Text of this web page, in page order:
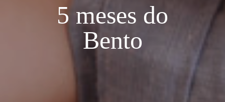
5 meses do
Bento